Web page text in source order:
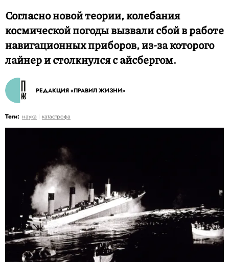
Согласно новой теории, колебания
космической погоды вызвали сбой в работе
навигационных приборов, из-за которого
лайнер и столкнулся с айсбергом.
РЕДАКЦИЯ «ПРАВИЛ ЖИЗНИ»
Теги: наука катастрофа